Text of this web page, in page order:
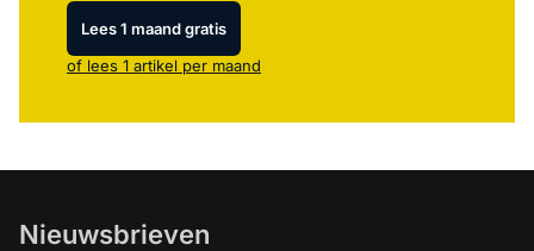
Lees 1 maand gratis
of lees 1 artikel per maand
Nieuwsbrieven